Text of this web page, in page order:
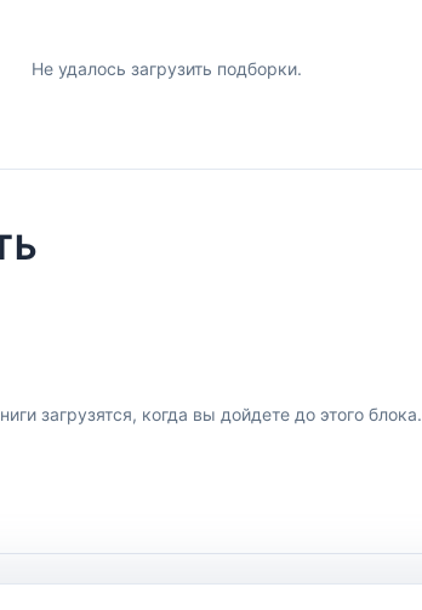
Не удалось загрузить подборки.
загрузятся, когда вы дойдете до этого блока.